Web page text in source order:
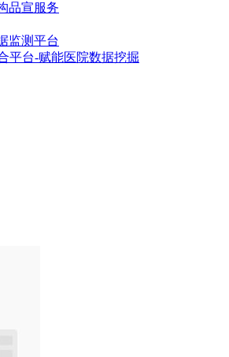
品宣服务
监测平台
平台-赋能医院数据挖掘